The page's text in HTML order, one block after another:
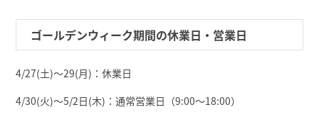
ゴールデンウィーク期間の休業日・営業日
4/27(土)～29(月)：休業日
4/30(火)～5/2日(木)：通常営業日（9:00～18:00）